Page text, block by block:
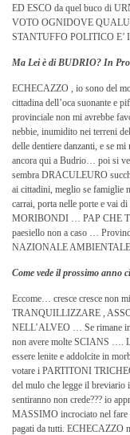
ED ESCO da quel buco di
VOTO OGNIDOVE
STANTUFFO POLITICO E’
Ma Lei è di BUDRIO? In
ECHECAZZO , io sono del
cittadina dell’oca suonante e
provinciale non mi avrebbe
nebbie, inumidito nei terreni
delle dentiere danzanti, e se
ancora qui a Budrio… poi si
sembra DRACULEURO
ai cittadini, meglio se famiglie
carrai, porta nelle porte e vai
MORIBONDI … PAP CHE
paesiello non a caso …
NAZIONALE
Come vede il prossimo anno
Eccome… cresce cresce non
TRANQUILLIZZARE ,
NELL’ALVEO … Se rimane
non avere molte SCIANS ….
essere lenite e addolcite in
votare i PARTITONI
del mulo che legge il
sentiranno non crede??? io
MASSIMO incrociato nel fare
pagati da tutti. ECHECAZZO